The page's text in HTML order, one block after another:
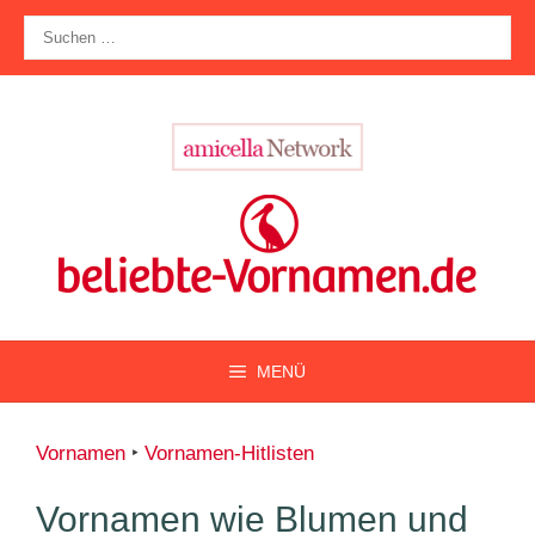
Zum
Inhalt
springen
nach:
MENÜ
Vornamen ‣ Vornamen-Hitlisten
Vornamen wie Blumen und